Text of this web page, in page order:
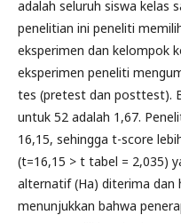
adalah seluruh siswa kelas
penelitian ini peneliti
eksperimen dan kelompok
eksperimen peneliti
tes (pretest dan posttest).
untuk 52 adalah 1,67.
16,15, sehingga t-score
(t=16,15 > t tabel = 2,035)
alternatif (Ha) diterima dan
menunjukkan bahwa